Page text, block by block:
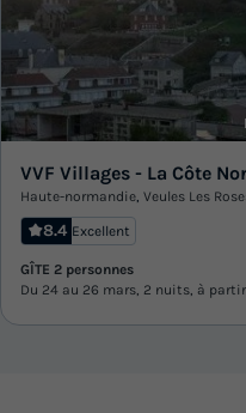
Haute-normandie, Veules Les
8.4 Excellent
GÎTE 2 personnes
Du 24 au 26 mars, 2 nuits, à